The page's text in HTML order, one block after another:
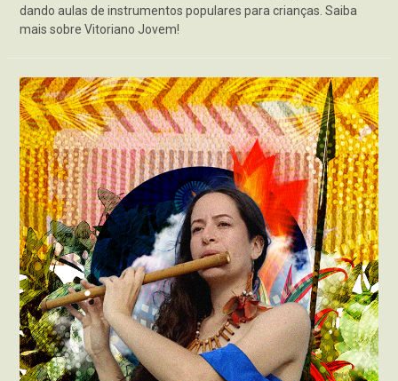
dando aulas de instrumentos populares para crianças. Saiba
mais sobre Vitoriano Jovem!